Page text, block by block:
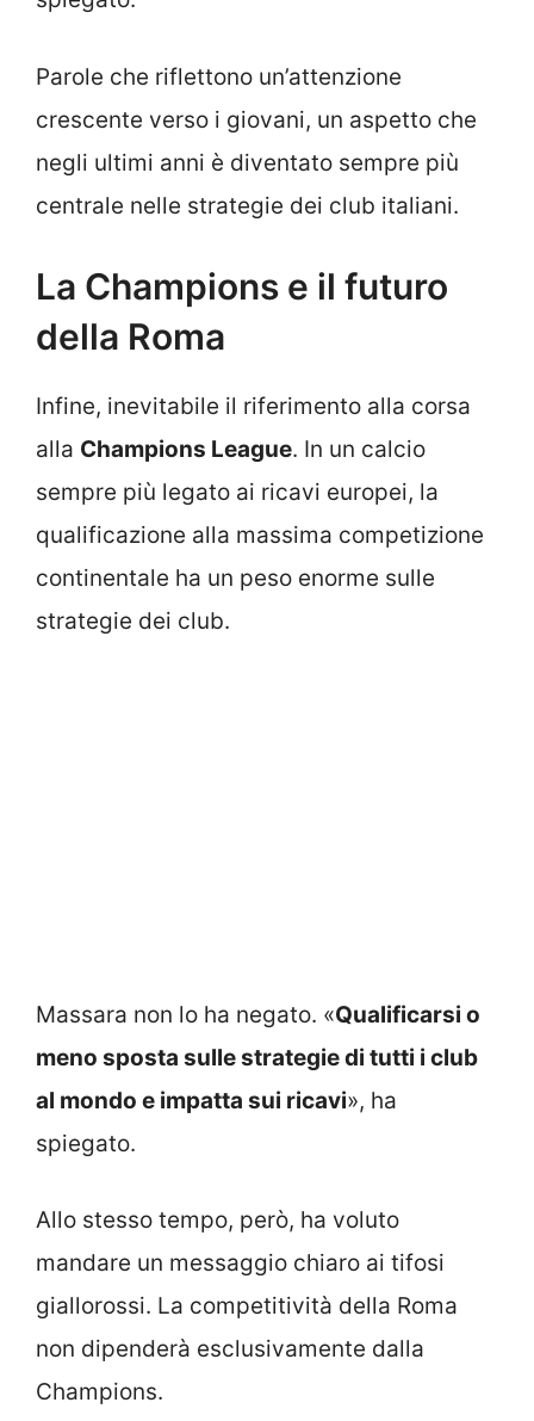
Parole che riflettono un’attenzione
crescente verso i giovani, un aspetto che
negli ultimi anni è diventato sempre più
centrale nelle strategie dei club italiani.
La Champions e il futuro
della Roma
Infine, inevitabile il riferimento alla corsa
alla Champions League. In un calcio
sempre più legato ai ricavi europei, la
qualificazione alla massima competizione
continentale ha un peso enorme sulle
strategie dei club.
Massara non lo ha negato. «Qualificarsi o
meno sposta sulle strategie di tutti i club
al mondo e impatta sui ricavi», ha
spiegato.
Allo stesso tempo, però, ha voluto
mandare un messaggio chiaro ai tifosi
giallorossi. La competitività della Roma
non dipenderà esclusivamente dalla
Champions.